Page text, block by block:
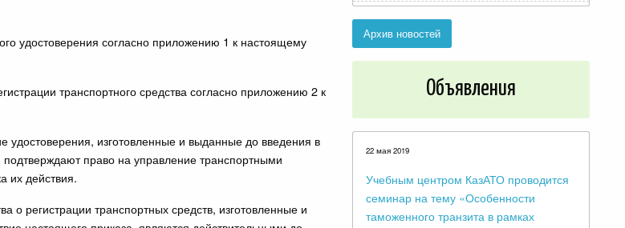
удостоверения согласно приложению 1 к настоящему
транспортного средства согласно приложению 2 к
удостоверения, изготовленные и выданные до введения в
подтверждают право на управление транспортными
их действия.
о регистрации транспортных средств, изготовленные и
республики
39 контрабандных авто пытались
ввезти в Казахстан
13 февраля 2019
Архив новостей
Объявления
22 мая 2019
Учебным центром КазАТО проводится
семинар на тему «Особенности
таможенного транзита в рамках